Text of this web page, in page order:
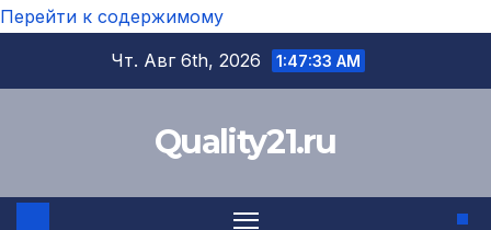
Перейти к содержимому
Чт. Авг 6th, 2026
1:47:34 AM
Quality21.ru